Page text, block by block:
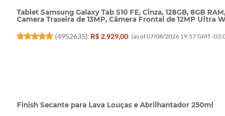
Tablet Samsung Galaxy Tab S10 FE, Cinza, 128GB, 8GB
Camera Traseira de 13MP, Câmera Frontal de 12MP Ultra
(4952635) R$ 2.929,00 (as of 07/08/2026 19:57 GMT -
Finish Secante para Lava Louças e Abrilhantador 250ml